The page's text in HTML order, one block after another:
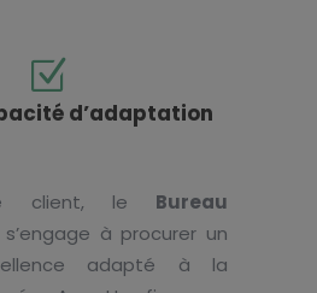
d’adaptation
client, le Bureau
s’engage à procurer un
adapté à la